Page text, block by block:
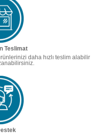
Teslimat
daha hızlı teslim alabilir